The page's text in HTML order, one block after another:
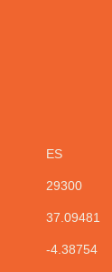
ES
29300
37.09481
-4.38754